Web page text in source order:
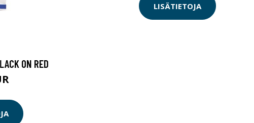
ON RED
LISÄTIETOJA